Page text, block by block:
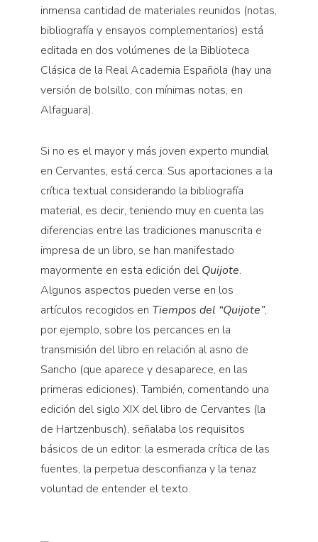
inmensa cantidad de materiales reunidos (notas,
bibliografía y ensayos complementarios) está
editada en dos volúmenes de la Biblioteca
Clásica de la Real Academia Española (hay una
versión de bolsillo, con mínimas notas, en
Alfaguara).
Si no es el mayor y más joven experto mundial
en Cervantes, está cerca. Sus aportaciones a la
crítica textual considerando la bibliografía
material, es decir, teniendo muy en cuenta las
diferencias entre las tradiciones manuscrita e
impresa de un libro, se han manifestado
mayormente en esta edición del Quijote.
Algunos aspectos pueden verse en los
artículos recogidos en Tiempos del “Quijote”,
por ejemplo, sobre los percances en la
transmisión del libro en relación al asno de
Sancho (que aparece y desaparece, en las
primeras ediciones). También, comentando una
edición del siglo XIX del libro de Cervantes (la
de Hartzenbusch), señalaba los requisitos
básicos de un editor: la esmerada crítica de las
fuentes, la perpetua desconfianza y la tenaz
voluntad de entender el texto.